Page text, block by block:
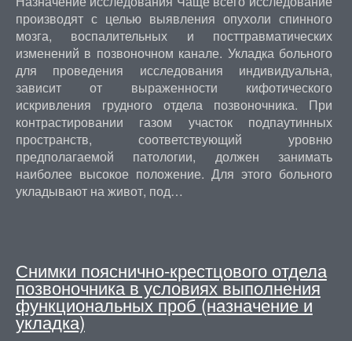
производят с целью выявления опухоли спинного
мозга, воспалительных и посттравматических
изменений в позвоночном канале. Укладка больного
для проведения исследования индивидуальна,
зависит от выраженности кифотического
искривления грудного отдела позвоночника. При
контрастировании газом участок подпаутинных
пространств, соответствующий уровню
предполагаемой патологии, должен занимать
наиболее высокое положение. Для этого больного
укладывают на живот, под…
Снимки пояснично-крестцового отдела
позвоночника в условиях выполнения
функциональных проб (назначение и
укладка)